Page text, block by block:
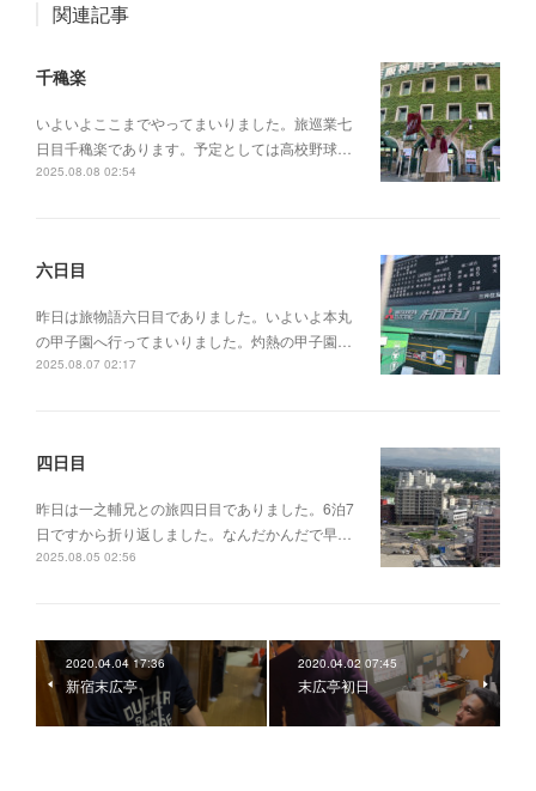
関連記事
千穐楽
いよいよここまでやってまいりました。旅巡業七
日目千穐楽であります。予定としては高校野球…
2025.08.08 02:54
六日目
昨日は旅物語六日目でありました。いよいよ本丸
の甲子園へ行ってまいりました。灼熱の甲子園…
2025.08.07 02:17
四日目
昨日は一之輔兄との旅四日目でありました。6泊7
日ですから折り返しました。なんだかんだで早…
2025.08.05 02:56
2020.04.04 17:36
新宿末広亭
2020.04.02 07:45
末広亭初日